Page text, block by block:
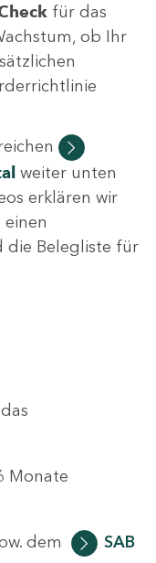
für das
ob Ihr
weiter unten
erklären wir
die Belegliste für
Monate
dem
SAB